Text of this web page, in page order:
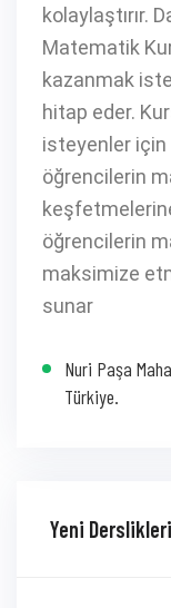
kolaylaştırır.
Matematik
kazanmak
hitap eder.
isteyenler
öğrencilerin
öğrencilerin
maksimize
sunar
Nuri Paşa
Türkiye.
Yeni